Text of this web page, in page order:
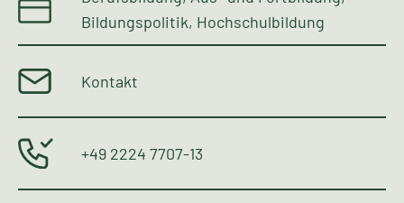
Bildungspolitik, Hochschulbildung
Kontakt
+49 2224 7707-13